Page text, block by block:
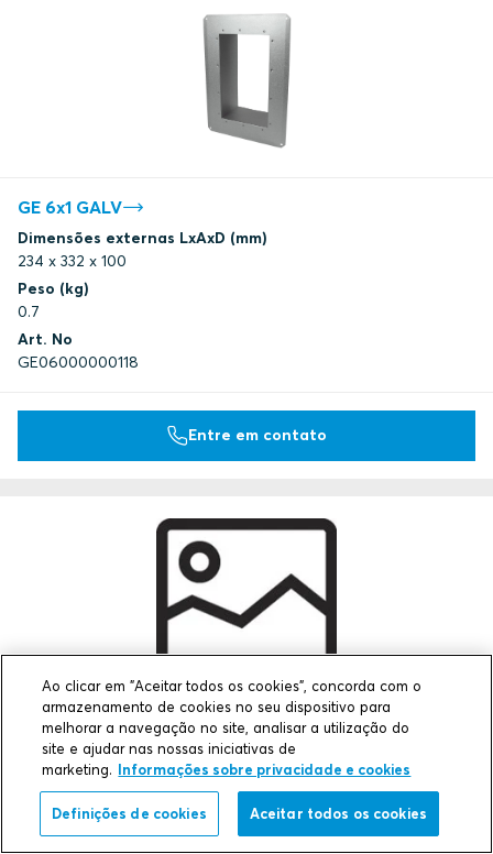
GE 6x1 GALV
Dimensões externas LxAxD (mm)
234 x 332 x 100
Peso (kg)
0.7
Art. No
GE06000000118
Entre em contato
GE 6x2 GALV
Dimensões externas LxAxD (mm)
365 x 332 x 100
Ao clicar em "Aceitar todos os cookies", concorda com o
armazenamento de cookies no seu dispositivo para
melhorar a navegação no site, analisar a utilização do
site e ajudar nas nossas iniciativas de
marketing. Informações sobre privacidade e cookies
Definições de cookies Aceitar todos os cookies